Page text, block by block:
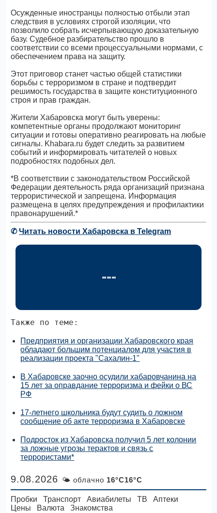
Осужденные иностранцы полностью отбыли этап
следствия в условиях строгой изоляции, что
позволило собрать исчерпывающую доказательную
базу. Судебное разбирательство прошло в
соответствии со всеми процессуальными нормами, с
обеспечением права на защиту.
Этот приговор станет частью общей статистики
борьбы с терроризмом в стране и подтвердит
решимость государства в защите конституционного
строя и прав граждан.
Жители Хабаровска могут быть уверены:
компетентные органы продолжают мониторинг
ситуации и готовы оперативно реагировать на любые
сигналы. Khabara.ru будет следить за развитием
событий и информировать читателей о новых
подробностях подобных дел.
*В соответствии с законодательством Российской
Федерации деятельность ряда организаций признана
террористической и запрещена. Информация
размещена в целях предупреждения и профилактики
правонарушений.*
✆Читать новости Хабаровска в Telegram
Также по теме:
Предприятия и организации Хабаровского края
обладают большим потенциалом для участия в
реализации проекта "Сахалин-1"
В Хабаровске заочно осудили хабаровчанина на
15 лет за оправдание терроризма и фейки о ВС
РФ
17-летнего школьника будут судить о ложном
сообщение об акте терроризма в Хабаровске
Подросток из Хабаровска получил 5 лет колонии
за ложные угрозы терактов и связь с
террористами*
9.08.2026 🌤 облачно 16°C16°C
Пробки Транспорт Авиабилеты ТВ
Аптеки
Цены
Валюта Знакомства